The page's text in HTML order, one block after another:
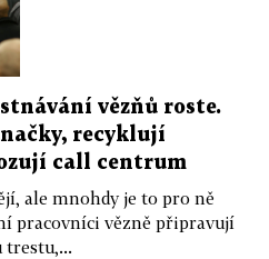
vězňů roste.
recyklují
call centrum
ale mnohdy je to pro ně
pracovníci vězně připravují
trestu,...